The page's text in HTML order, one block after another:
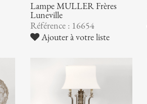
Lampe MULLER Frères
Luneville
Référence : 16654
Ajouter à votre liste